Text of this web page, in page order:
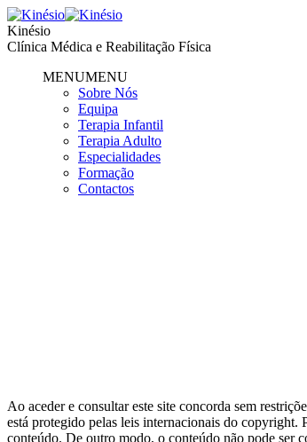
Kinésio
Clínica Médica e Reabilitação Física
MENUMENU
Sobre Nós
Equipa
Terapia Infantil
Terapia Adulto
Especialidades
Formação
Contactos
Ao aceder e consultar este site concorda sem
está protegido pelas leis internacionais do copyright.
conteúdo. De outro modo, o conteúdo não pode ser